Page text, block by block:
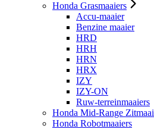
Honda Grasmaaiers
Accu-maaier
Benzine maaier
HRD
HRH
HRN
HRX
IZY
IZY-ON
Ruw-terreinmaaiers
Honda Mid-Range
Honda Robotmaaiers